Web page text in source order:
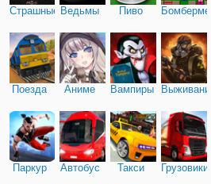
Страшные Ведьмы Пиво Бомбермен
Поезда Аниме Вампиры Выживание
Паркур Автобус Такси Грузовики